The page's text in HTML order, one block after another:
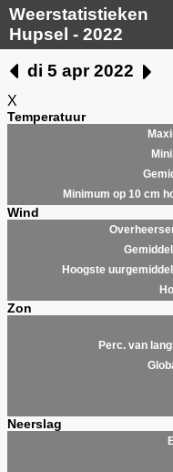
Weerstatistieken
Hupsel - 2022
di 5 apr 2022
X
Temperatuur
Minimum op 10 cm
Wind
Hoogste
Zon
Perc. van
Neerslag